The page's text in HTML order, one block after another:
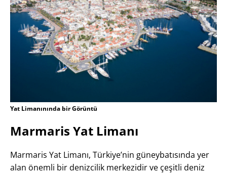
Yat Limanınında bir Görüntü
Marmaris Yat Limanı
Marmaris Yat Limanı, Türkiye’nin güneybatısında yer
alan önemli bir denizcilik merkezidir ve çeşitli deniz